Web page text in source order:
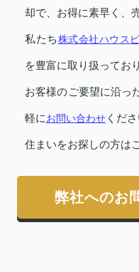
却で、お得に素早く、
私たち株式会社ハウス
を豊富に取り扱ってお
お客様のご要望に沿っ
軽にお問い合わせ くださ
住まいをお探しの方は
弊社へのお